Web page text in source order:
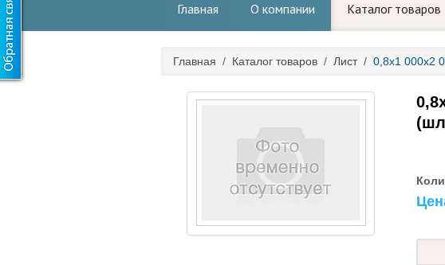
Главная О компании Каталог товаров
Главная / Каталог товаров / Лист / 0,8х1 000х2